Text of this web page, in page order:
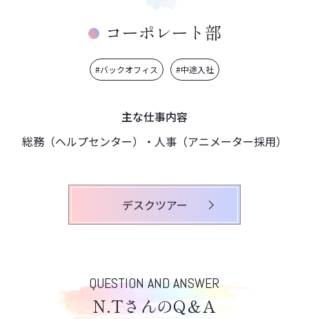
コーポレート部
#バックオフィス #中途入社
主な仕事内容
総務（ヘルプセンター）・人事（アニメーター採用）
デスクツアー
QUESTION AND ANSWER
N.TさんのQ＆A